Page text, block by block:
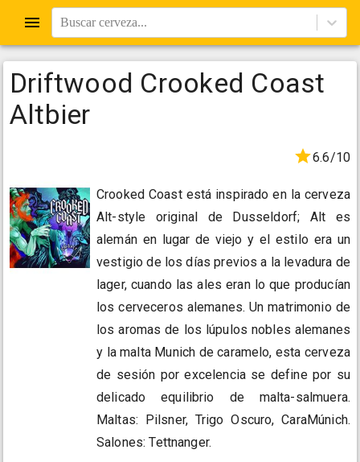
Buscar cerveza...
Driftwood Crooked Coast
Altbier
6.6/10
Crooked Coast está inspirado en la cerveza
Alt-style original de Dusseldorf; Alt es
alemán en lugar de viejo y el estilo era un
vestigio de los días previos a la levadura de
lager, cuando las ales eran lo que producían
los cerveceros alemanes. Un matrimonio de
los aromas de los lúpulos nobles alemanes
y la malta Munich de caramelo, esta cerveza
de sesión por excelencia se define por su
delicado equilibrio de malta-salmuera.
Maltas: Pilsner, Trigo Oscuro, CaraMúnich.
Salones: Tettnanger.